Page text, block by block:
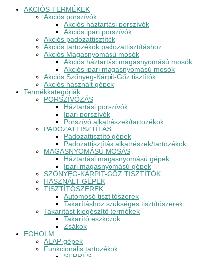
AKCIÓS TERMÉKEK
Akciós porszívók
Akciós háztartási porszívók
Akciós ipari porszívók
Akciós padozattisztítók
Akciós tartozékok padozattisztításhoz
Akciós Magasnyomású mosók
Akciós háztartási magasnyomású mosók
Akciós ipari magasnyomású mosók
Akciós Szőnyeg-Kárpit-Gőz tisztítók
Akciós használt gépek
Termékkategóriák
PORSZÍVÓZÁS
Háztartási porszívók
Ipari porszívók
Porszívó alkatrészek/tartozékok
PADOZATTISZTÍTÁS
Padozattisztító gépek
Padozattisztítás alkatrészek/tartozékok
MAGASNYOMÁSÚ MOSÁS
Háztartási magasnyomású gépek
Ipari magasnyomású gépek
SZŐNYEG-KÁRPIT-GŐZ TISZTÍTÓK
HASZNÁLT GÉPEK
TISZTÍTÓSZEREK
Autómosó tisztítószerek
Takarításhoz szükséges tisztítószerek
Takarítást kiegészítő termékek
Takarító eszközök
Zsákok
EGHOLM
ALAP gépek
Funkcionális tartozékok